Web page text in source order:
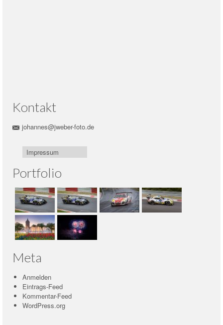
Kontakt
johannes@jweber-foto.de
Impressum
Portfolio
Meta
Anmelden
Eintrags-Feed
Kommentar-Feed
WordPress.org